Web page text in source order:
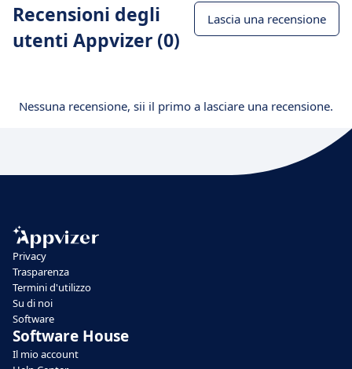
Recensioni degli
utenti Appvizer (0)
Lascia una recensione
Nessuna recensione, sii il primo a lasciare una recensione.
Privacy
Trasparenza
Termini d'utilizzo
Su di noi
Software
Software House
Il mio account